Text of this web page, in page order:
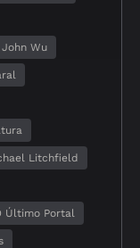
John Wu
Litchfield
Último Portal